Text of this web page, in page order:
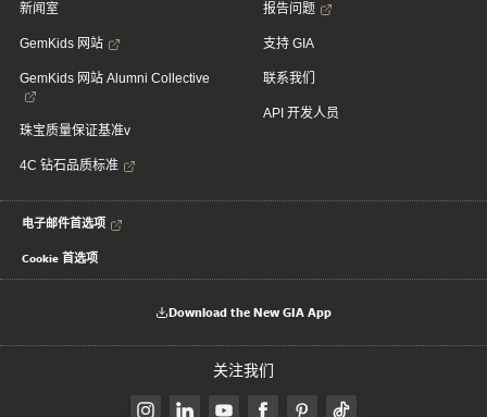
新闻室
GemKids 网站
GemKids 网站 Alumni Collective
珠宝质量保证基准v
4C 钻石品质标准
报告问题
支持 GIA
联系我们
API 开发人员
电子邮件首选项
Cookie 首选项
Download the New GIA App
关注我们